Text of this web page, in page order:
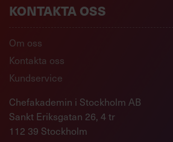
KONTAKTA OSS
Om oss
Kontakta oss
Kundservice
Chefakademin i Stockholm AB
Sankt Eriksgatan 26, 4 tr
112 39 Stockholm